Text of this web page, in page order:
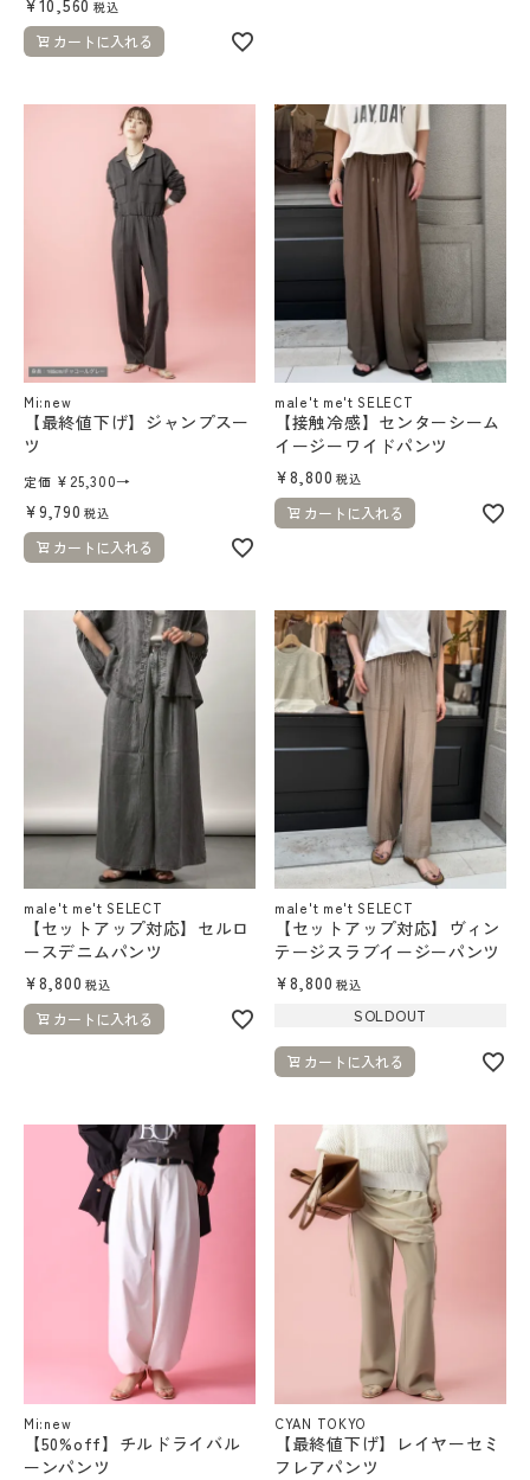
税込
カートに入れる
Mi:new
【最終値下げ】ジャンプスー
ツ
定価 ¥ 25,300→
¥9,790 税込
カートに入れる
male't me't SELECT
【接触冷感】センターシーム
イージーワイドパンツ
¥8,800 税込
カートに入れる
male't me't SELECT
【セットアップ対応】セルロ
ースデニムパンツ
¥8,800 税込
カートに入れる
male't me't SELECT
【セットアップ対応】ヴィン
テージスラブイージーパンツ
¥8,800 税込
SOLDOUT
カートに入れる
Mi:new
【50%off】チルドライバル
ーンパンツ
CYAN TOKYO
【最終値下げ】レイヤーセミ
フレアパンツ